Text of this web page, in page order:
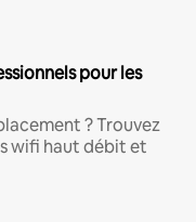
pour les
? Trouvez
wifi haut débit et